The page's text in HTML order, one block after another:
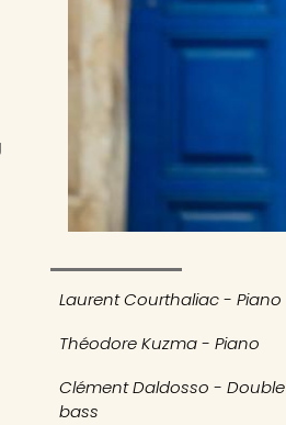
Laurent Courthaliac - Piano
Théodore Kuzma - Piano
Clément Daldosso - Double
bass